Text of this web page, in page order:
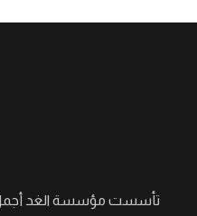
تأسست مؤسسة الغد